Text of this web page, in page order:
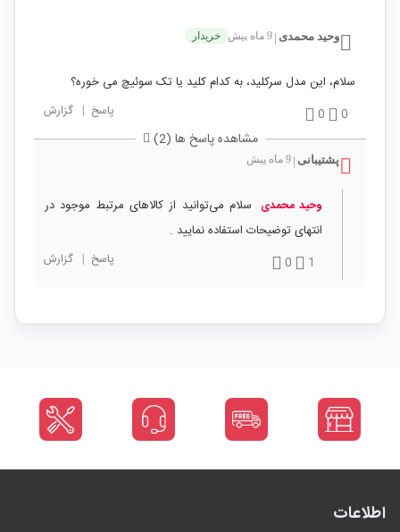
وحید محمدی 9 ماه پیش خریدار
سلام، این مدل سرکلید، به کدام کلید یا تک سوئیچ می خوره؟
0
0 پاسخ | گزارش
مشاهده پاسخ ها (2)
پشتیبانی 9 ماه پیش
وحید محمدی سلام می‌توانید از کالاهای مرتبط موجود در
انتهای توضیحات استفاده نمایید .
1
0 پاسخ | گزارش
اطلاعات